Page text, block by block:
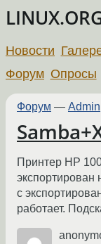
Новости
Форум Опросы
Форум — Admin
Принтер HP
экспортирован
с
работает.